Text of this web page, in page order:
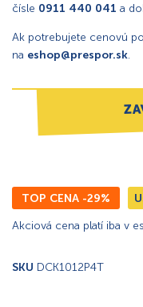
čísle 0911 440 041 a
Ak potrebujete cenovú
na eshop@prespor.sk.
TOP CENA -29%
Akciová cena platí iba v
SKU DCK1012P4T